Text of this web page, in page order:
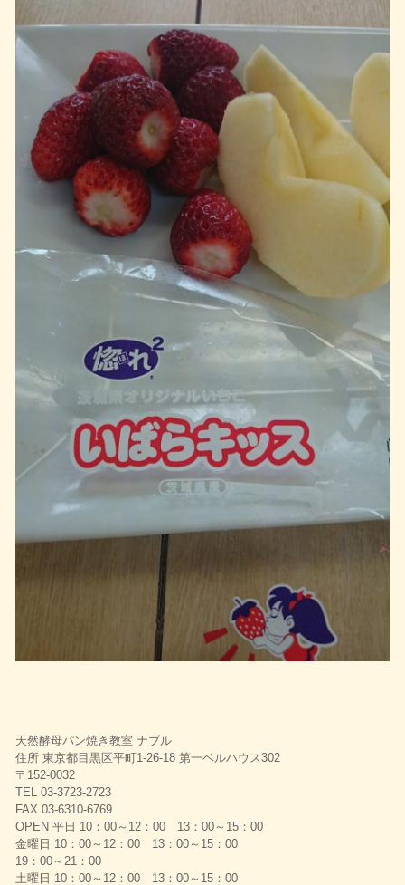
天然酵母パン焼き教室 ナブル
住所 東京都目黒区平町1-26-18 第一ベルハウス302
〒152-0032
TEL 03-3723-2723
FAX 03-6310-6769
OPEN 平日 10：00～12：00 13：00～15：00
金曜日 10：00～12：00 13：00～15：00
19：00～21：00
土曜日 10：00～12：00 13：00～15：00